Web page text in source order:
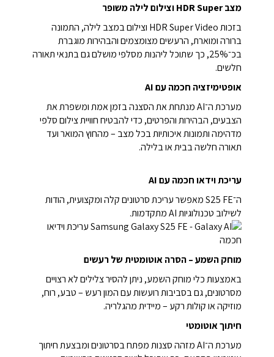
מצב HDR Super וצילום לילה משופר
בזכות HDR Super Video וצילום במצב לילה, התמונה
ברורה ומוארת, הרעשים מצומצמים והבהירות מוגברת
בכ־25%, כך שתוכל ליהנות מסלפי מושלם גם בתנאי תאורה
חלשים.
אופטימיזציה חכמה עם AI
מערכת ה־AI מנתחת את הסצנה בזמן אמת ומשפרת את
הצבעים, הבהירות והפרטים, כדי להבטיח חוויית צילום סלפי
מדהימה ותמונות איכותיות בכל מצב – מהחוץ המואר ועד
תאורה חלשה בבית או בלילה.
עריכת וידאו חכמה עם AI
ה־S25 FE מאפשר עריכת סרטונים קלה ומקצועית, הודות
לשילוב טכנולוגיות AI מתקדמות.
מוחק השמע – הסרה אוטומטית של רעשים
באמצעות כלי מוחק השמע, ניתן להסיר צלילים לא רצויים
מסרטונים, גם בסביבות רועשות עם המון רעש – טבע, רוח,
מוזיקה או קולות רקע – מיידית מהגלריה.
חיתוך אוטומטי
מערכת ה־AI מזהה סצנות מפתח בסרטונים ומבצעת חיתוך